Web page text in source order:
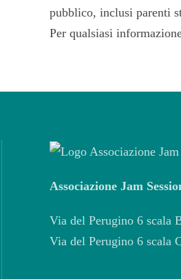
pubblico, inclusi parenti
Per qualsiasi
Associazione Jam
Via del Perugino 6 scala
Via del Perugino 6 scala